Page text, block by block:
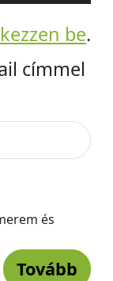
be.
címmel
és
Tovább